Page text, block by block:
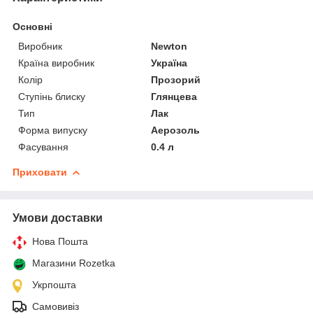
Основні
Виробник
Newton
Країна виробник
Україна
Колір
Прозорий
Ступінь блиску
Глянцева
Тип
Лак
Форма випуску
Аерозоль
Фасування
0.4 л
Приховати
Умови доставки
Нова Пошта
Магазини Rozetka
Укрпошта
Самовивіз